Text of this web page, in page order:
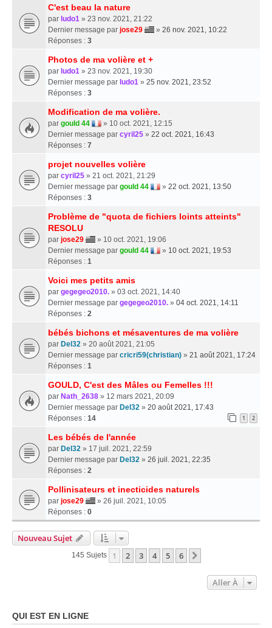
C'est beau la nature
par ludo1 » 23 nov. 2021, 21:22
Dernier message par jose29 » 26 nov. 2021, 10:22
Réponses : 3
Photos de ma volière et +
par ludo1 » 23 nov. 2021, 19:30
Dernier message par ludo1 » 25 nov. 2021, 23:52
Réponses : 3
Modification de ma volière.
par gould 44
» 10 oct. 2021, 12:15
Dernier message par cyril25 » 22 oct. 2021, 16:43
Réponses : 7
projet nouvelles volière
par cyril25 » 21 oct. 2021, 21:29
Dernier message par gould 44 » 22 oct. 2021, 13:50
Réponses : 3
Problème de "quota de fichiers loints atteints"
RESOLU
par jose29
» 10 oct. 2021, 19:06
Dernier message par gould 44 » 10 oct. 2021, 19:53
Réponses : 1
Voici mes petits amis
par gegegeo2010. » 03 oct. 2021, 14:40
Dernier message par gegegeo2010. » 04 oct. 2021, 14:11
Réponses : 2
bébés bichons et mésaventures de ma volière
par Del32 » 20 août 2021, 21:05
Dernier message par cricri59(christian) » 21 août 2021, 17:24
Réponses : 1
GOULD, C'est des Mâles ou Femelles !!!
par Nath_2638 » 12 mars 2021, 20:09
Dernier message par Del32 » 20 août 2021, 17:43
Réponses : 14 1 2
Les bébés de l'année
par Del32 » 17 juil. 2021, 22:59
Dernier message par Del32 » 26 juil. 2021, 22:35
Réponses : 2
Pollinisateurs et inecticides naturels
par jose29
» 26 juil. 2021, 10:05
Réponses : 0
Nouveau Sujet
145 Sujets 1 2 3 4 5 6
Aller À
QUI EST EN LIGNE